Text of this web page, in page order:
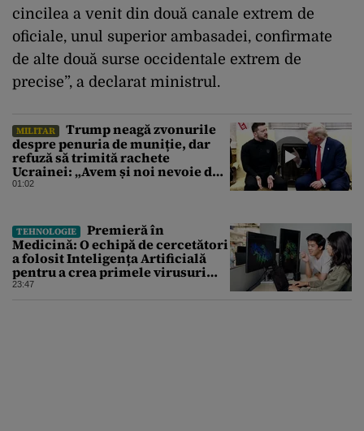
cincilea a venit din două canale extrem de
oficiale, unul superior ambasadei, confirmate
de alte două surse occidentale extrem de
precise”, a declarat ministrul.
MILITAR
Trump neagă zvonurile
despre penuria de muniție, dar
refuză să trimită rachete
Ucrainei: „Avem și noi nevoie de
rachete”
01:02
TEHNOLOGIE
Premieră în
Medicină: O echipă de cercetători
a folosit Inteligența Artificială
pentru a crea primele virusuri
sintetice la tratarea de E.coli
23:47